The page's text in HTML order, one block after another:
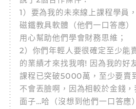
1）要為我的未來線上課程學員
磁鐵教具軟體（他們一口答應
用心幫助他們學會財務思維；
2）你們年輕人要很確定至少能
的業績才來找我唷! 因為我的
課程已突破5000萬，至少要賣
不會丟臉啊，因為相較於金錢
面子…哈（沒想到他們一口答應